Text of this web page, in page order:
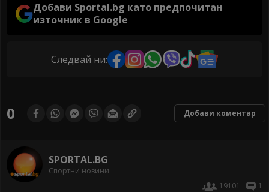
Добави Sportal.bg като предпочитан
източник в Google
Следвай ни:
0 Добави коментар
SPORTAL.BG
Спортни новини
19101
1